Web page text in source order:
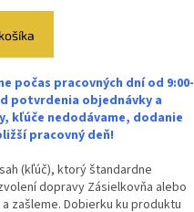
počas pracovných dní od 9:00-
potvrdenia objednávky a
kľúče nedodávame, dodanie
pracovný deň!
(kľúč), ktorý štandardne
dopravy Zásielkovňa alebo
zašleme. Dobierku ku produktu